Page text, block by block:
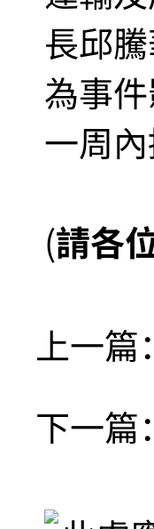
長邱
為事
一周
(請各
上一篇：
下一篇：